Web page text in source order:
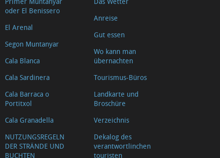
oder El Benissero
El Arenal
Segon Muntanyar
Cala Blanca
Cala Sardinera
Cala Barraca o
Portitxol
Cala Granadella
NUTZUNGSREGELN
DER STRÄNDE UND
BUCHTEN
Anreise
Gut essen
Wo kann man
übernachten
Tourismus-Büros
Landkarte und
Broschüre
Verzeichnis
Dekalog des
verantwortlinchen
touristen